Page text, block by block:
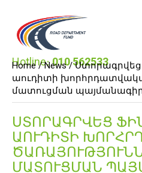
Hotline։010 562533
Home / News /
աուդիտի
մատուցման
ՍՏՈՐԱԳՐՎԵՑ
ԱՈՒԴԻՏԻ
ՄԱՏՈՒՑՄԱՆ